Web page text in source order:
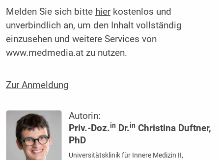
Melden Sie sich bitte hierkostenlos und
unverbindlich an, um den Inhalt vollständig
einzusehen und weitere Services von
www.medmedia.at zu nutzen.
Zur Anmeldung
Autorin:
Priv.-Doz.in Dr.in Christina Duftner,
PhD
Universitätsklinik für Innere Medizin II,